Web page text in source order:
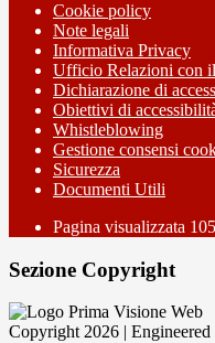
Cookie policy
Note legali
Informativa Privacy
Ufficio Relazioni con
Dichiarazione di
Obiettivi di
Whistleblowing
Gestione consensi
Sicurezza
Documenti Utili
Pagina visualizzata
Sezione Copyright
Copyright 2026 |